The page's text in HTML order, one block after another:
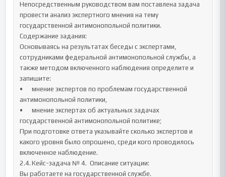
Непосредственным руководством вам поставлена задача
провести анализ экспертного мнения на тему
государственной антимонопольной политики.
Содержание задания:
Основываясь на результатах беседы с экспертами,
сотрудниками федеральной антимонопольной службы, а
также методом включенного наблюдения определите и
запишите:
•	мнение экспертов по проблемам государственной
антимонопольной политики,
•	мнение экспертах об актуальных задачах
государственной антимонопольной политике;
При подготовке ответа указывайте сколько экспертов и
какого уровня было опрошено, среди кого проводилось
включенное наблюдение.
2.4.	Кейс-задача № 4.  Описание ситуации:
Вы работаете на государственной службе.